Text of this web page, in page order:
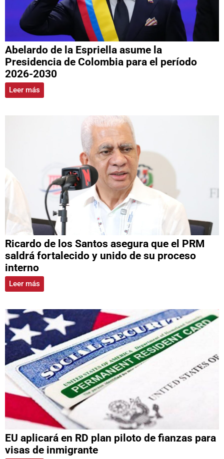
Abelardo de la Espriella asume la
Presidencia de Colombia para el período
2026-2030
Leer más
Ricardo de los Santos asegura que el PRM
saldrá fortalecido y unido de su proceso
interno
Leer más
EU aplicará en RD plan piloto de fianzas para
visas de inmigrante